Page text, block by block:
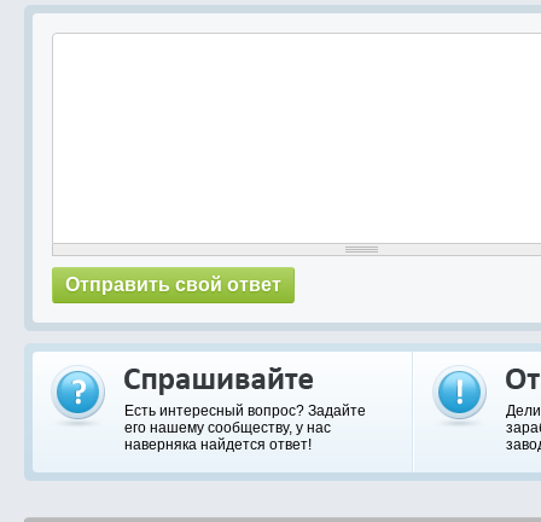
Есть интересный вопрос? Задайте
его нашему сообществу, у нас
наверняка найдется ответ!